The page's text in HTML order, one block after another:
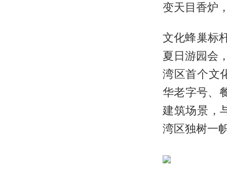
变天目香炉
文化蜂巢标
夏日游园会
湾区首个文
华老字号、
建筑场景，
湾区独树一